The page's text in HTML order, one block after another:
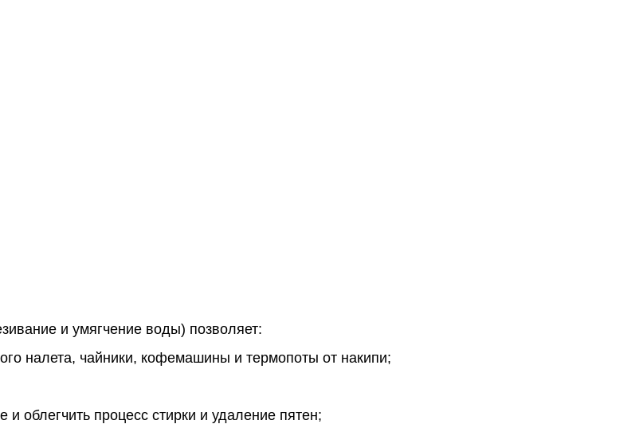
и умягчение воды) позволяет:
налета, чайники, кофемашины и термопоты от накипи;
облегчить процесс стирки и удаление пятен;